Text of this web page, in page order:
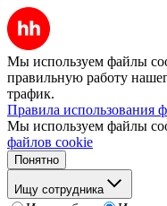
Мы используем файлы
правильную работу
трафик.
Правила использования
Мы используем файлы
файлов cookie
Понятно
Ищу сотрудника